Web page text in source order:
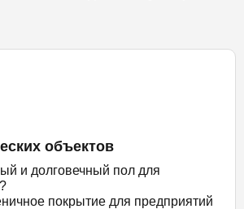
объектов
и долговечный пол для
покрытие для предприятий